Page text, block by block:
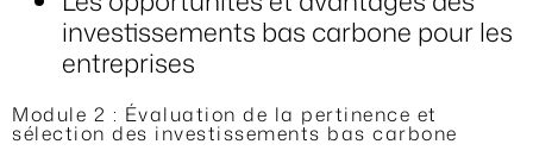
investissements bas carbone pour les
entreprises
Module 2 : Évaluation de la pertinence et
sélection des investissements bas carbone